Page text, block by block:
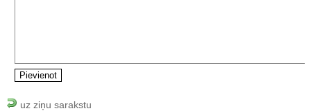
uz ziņu sarakstu